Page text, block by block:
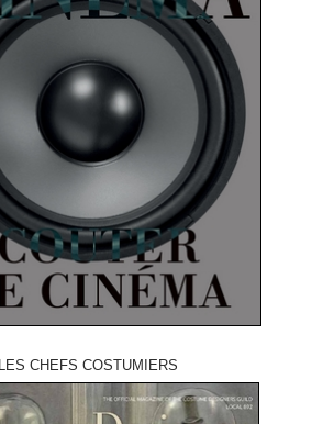
LES CHEFS COSTUMIERS